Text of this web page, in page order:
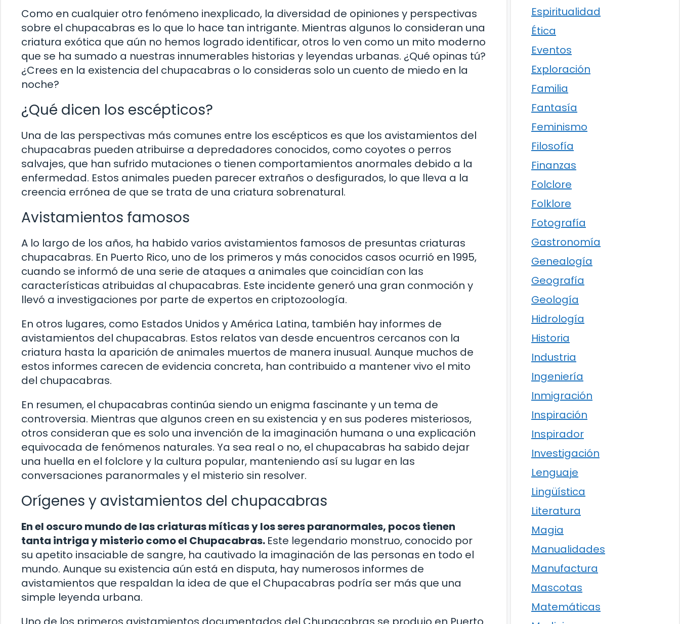
Como en cualquier otro fenómeno inexplicado, la diversidad de opiniones y perspectivas
sobre el chupacabras es lo que lo hace tan intrigante. Mientras algunos lo consideran una
criatura exótica que aún no hemos logrado identificar, otros lo ven como un mito moderno
que se ha sumado a nuestras innumerables historias y leyendas urbanas. ¿Qué opinas tú?
¿Crees en la existencia del chupacabras o lo consideras solo un cuento de miedo en la
noche?
¿Qué dicen los escépticos?
Una de las perspectivas más comunes entre los escépticos es que los avistamientos del
chupacabras pueden atribuirse a depredadores conocidos, como coyotes o perros
salvajes, que han sufrido mutaciones o tienen comportamientos anormales debido a la
enfermedad. Estos animales pueden parecer extraños o desfigurados, lo que lleva a la
creencia errónea de que se trata de una criatura sobrenatural.
Avistamientos famosos
A lo largo de los años, ha habido varios avistamientos famosos de presuntas criaturas
chupacabras. En Puerto Rico, uno de los primeros y más conocidos casos ocurrió en 1995,
cuando se informó de una serie de ataques a animales que coincidían con las
características atribuidas al chupacabras. Este incidente generó una gran conmoción y
llevó a investigaciones por parte de expertos en criptozoología.
En otros lugares, como Estados Unidos y América Latina, también hay informes de
avistamientos del chupacabras. Estos relatos van desde encuentros cercanos con la
criatura hasta la aparición de animales muertos de manera inusual. Aunque muchos de
estos informes carecen de evidencia concreta, han contribuido a mantener vivo el mito
del chupacabras.
En resumen, el chupacabras continúa siendo un enigma fascinante y un tema de
controversia. Mientras que algunos creen en su existencia y en sus poderes misteriosos,
otros consideran que es solo una invención de la imaginación humana o una explicación
equivocada de fenómenos naturales. Ya sea real o no, el chupacabras ha sabido dejar
una huella en el folclore y la cultura popular, manteniendo así su lugar en las
conversaciones paranormales y el misterio sin resolver.
Orígenes y avistamientos del chupacabras
En el oscuro mundo de las criaturas míticas y los seres paranormales, pocos tienen
tanta intriga y misterio como el Chupacabras. Este legendario monstruo, conocido por
su apetito insaciable de sangre, ha cautivado la imaginación de las personas en todo el
mundo. Aunque su existencia aún está en disputa, hay numerosos informes de
avistamientos que respaldan la idea de que el Chupacabras podría ser más que una
simple leyenda urbana.
Espiritualidad
Ética
Eventos
Exploración
Familia
Fantasía
Feminismo
Filosofía
Finanzas
Folclore
Folklore
Fotografía
Gastronomía
Genealogía
Geografía
Geología
Hidrología
Historia
Industria
Ingeniería
Inmigración
Inspiración
Inspirador
Investigación
Lenguaje
Lingüística
Literatura
Magia
Manualidades
Manufactura
Mascotas
Matemáticas